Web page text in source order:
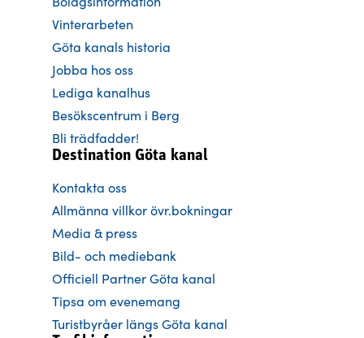
Vinterarbeten
Göta kanals historia
Jobba hos oss
Lediga kanalhus
Besökscentrum i Berg
Bli trädfadder!
Destination Göta kanal
Kontakta oss
Allmänna villkor övr.bokningar
Media & press
Bild- och mediebank
Officiell Partner Göta kanal
Tipsa om evenemang
Turistbyråer längs Göta kanal